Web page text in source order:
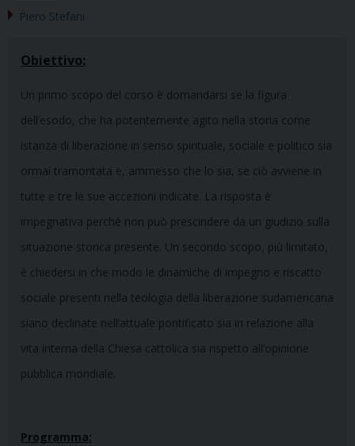
Piero Stefani
Obiettivo:
Un primo scopo del corso è domandarsi se la figura
dell’esodo, che ha potentemente agito nella storia come
istanza di liberazione in senso spirituale, sociale e politico sia
ormai tramontata e, ammesso che lo sia, se ciò avviene in
tutte e tre le sue accezioni indicate. La risposta è
impegnativa perché non può prescindere da un giudizio sulla
situazione storica presente. Un secondo scopo, più limitato,
è chiedersi in che modo le dinamiche di impegno e riscatto
sociale presenti nella teologia della liberazione sudamericana
siano declinate nell’attuale pontificato sia in relazione alla
vita interna della Chiesa cattolica sia rispetto all’opinione
pubblica mondiale.
Programma: